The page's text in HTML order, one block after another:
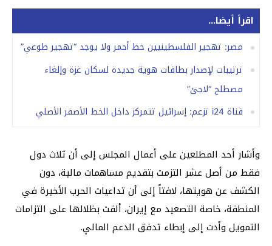
اقرأ أيضا...
مصر: تهجير الفلسطينيين خط أحمر ولا يوجد “تهجير طوعي”
ترتيبات لإصدار بطاقات هوية جديدة لسكان غزة وإلغاء
مصطلح “لاجئ”
قناة i24 تزعم: إسرائيل تتمركز داخل الخط الأصفر الأصلي
وأشار أحد المطلعين على أعمال المجلس إلى أن ثلاث دول
فقط من أصل عشر التزمت بتقديم مساهمات مالية، دون
الكشف عن هويتها، لافتاً إلى أن تداعيات الحرب الأخيرة في
المنطقة، خاصة التصعيد مع إيران، ألقت بظلالها على التزامات
التمويل وأدت إلى إبطاء تدفق الدعم المالي.